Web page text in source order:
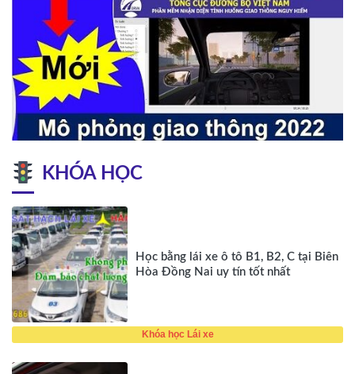
KHÓA HỌC
Học bằng lái xe ô tô B1, B2, C tại Biên
Hòa Đồng Nai uy tín tốt nhất
Khóa học Lái xe